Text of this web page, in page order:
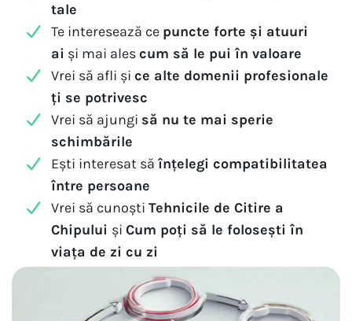
tale
Te interesează ce puncte forte și atuuri
ai și mai alescum să le pui în valoare
Vrei să afli și ce alte domenii profesionale
ți se potrivesc
Vrei să ajungi să nu te mai sperie
schimbările
Ești interesat să înțelegi compatibilitatea
între persoane
Vrei să cunoști Tehnicile de Citire a
Chipului și Cum poți să le folosești în
viața de zi cu zi